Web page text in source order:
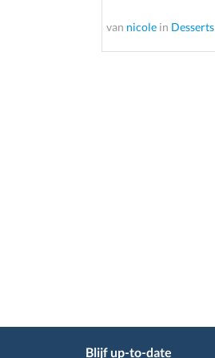
van nicole in Desserts
Blijf up-to-date